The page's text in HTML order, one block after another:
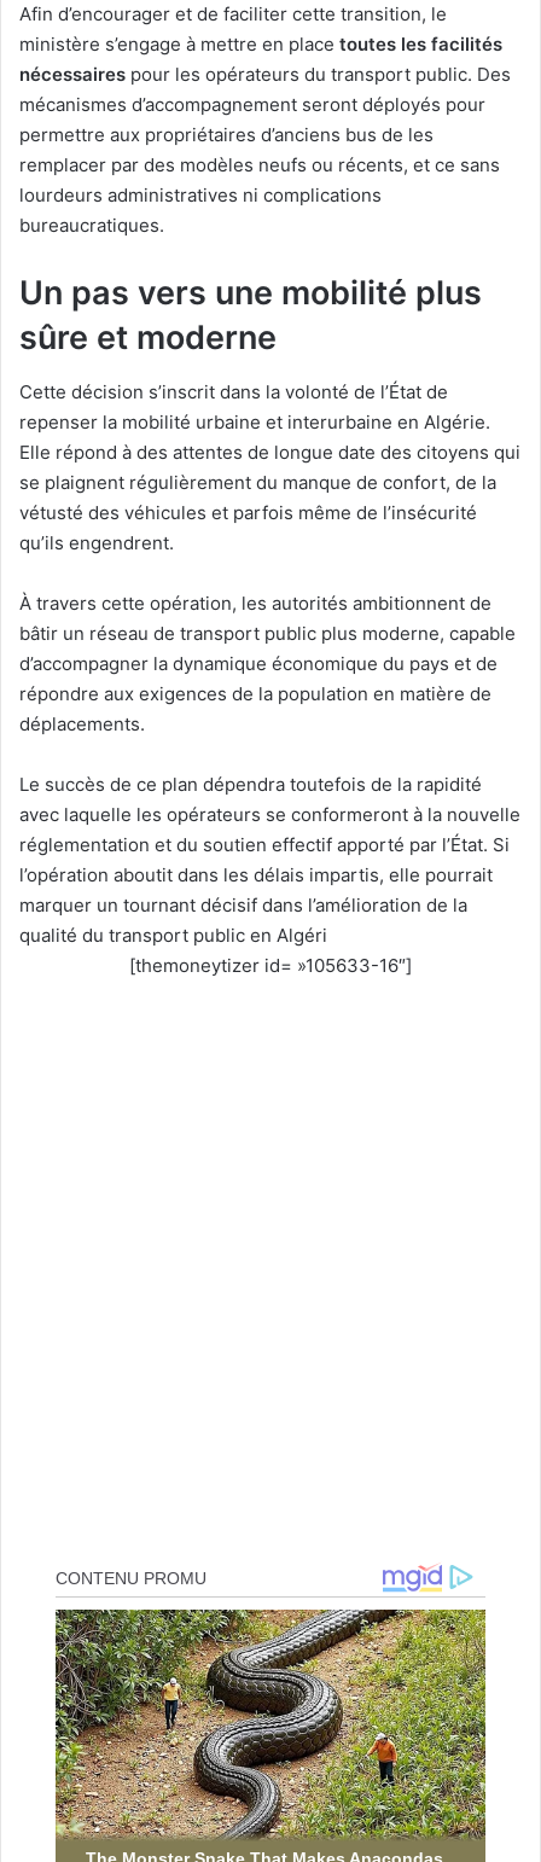
Afin d’encourager et de faciliter cette transition, le
ministère s’engage à mettre en place toutes les facilités
nécessaires pour les opérateurs du transport public. Des
mécanismes d’accompagnement seront déployés pour
permettre aux propriétaires d’anciens bus de les
remplacer par des modèles neufs ou récents, et ce sans
lourdeurs administratives ni complications
bureaucratiques.
Un pas vers une mobilité plus
sûre et moderne
Cette décision s’inscrit dans la volonté de l’État de
repenser la mobilité urbaine et interurbaine en Algérie.
Elle répond à des attentes de longue date des citoyens qui
se plaignent régulièrement du manque de confort, de la
vétusté des véhicules et parfois même de l’insécurité
qu’ils engendrent.
À travers cette opération, les autorités ambitionnent de
bâtir un réseau de transport public plus moderne, capable
d’accompagner la dynamique économique du pays et de
répondre aux exigences de la population en matière de
déplacements.
Le succès de ce plan dépendra toutefois de la rapidité
avec laquelle les opérateurs se conformeront à la nouvelle
réglementation et du soutien effectif apporté par l’État. Si
l’opération aboutit dans les délais impartis, elle pourrait
marquer un tournant décisif dans l’amélioration de la
qualité du transport public en Algéri
[themoneytizer id= »105633-16″]